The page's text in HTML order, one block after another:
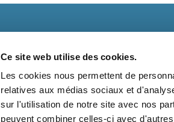
Ce site web utilise des cookies.
Les cookies nous permettent de
relatives aux médias sociaux et
sur l'utilisation de notre site avec nos
peuvent combiner celles-ci avec
Abonnements Contact Kit média